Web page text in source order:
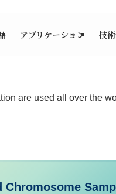
アプリケーション 技
are used all over the